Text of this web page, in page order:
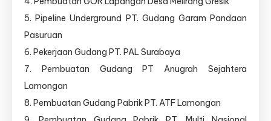
5. Pipeline Underground PT. Gudang Garam Pandaan
Pasuruan
6. Pekerjaan Gudang PT. PAL Surabaya
7. Pembuatan Gudang PT Anugrah Sejahtera
Lamongan
8. Pembuatan Gudang Pabrik PT. ATF Lamongan